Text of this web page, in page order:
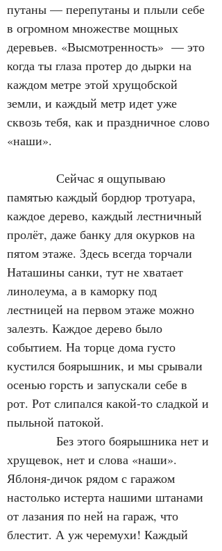
путаны — перепутаны и плыли себе
в огромном множестве мощных
деревьев. «Высмотренность»  — это
когда ты глаза протер до дырки на
каждом метре этой хрущобской
земли, и каждый метр идет уже
сквозь тебя, как и праздничное слово
«наши».
Сейчас я ощупываю
памятью каждый бордюр тротуара,
каждое дерево, каждый лестничный
пролёт, даже банку для окурков на
пятом этаже. Здесь всегда торчали
Наташины санки, тут не хватает
линолеума, а в каморку под
лестницей на первом этаже можно
залезть. Каждое дерево было
событием. На торце дома густо
кустился боярышник, и мы срывали
осенью горсть и запускали себе в
рот. Рот слипался какой-то сладкой и
пыльной патокой.
Без этого боярышника нет и
хрущевок, нет и слова «наши».
Яблоня-дичок рядом с гаражом
настолько истерта нашими штанами
от лазания по ней на гараж, что
блестит. А уж черемухи! Каждый